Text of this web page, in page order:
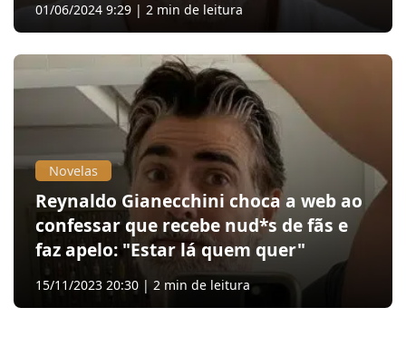
01/06/2024 9:29 | 2 min de leitura
Novelas
Reynaldo Gianecchini choca a web ao
confessar que recebe nud*s de fãs e
faz apelo: "Estar lá quem quer"
15/11/2023 20:30 | 2 min de leitura